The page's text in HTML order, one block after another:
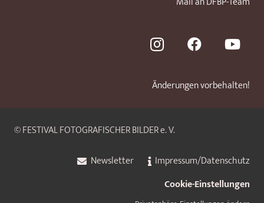
Änderungen vorbehalten!
© FESTIVAL FOTOGRAFISCHER BILDER e. V.
Newsletter
Impressum/Datenschutz
Cookie-Einstellungen